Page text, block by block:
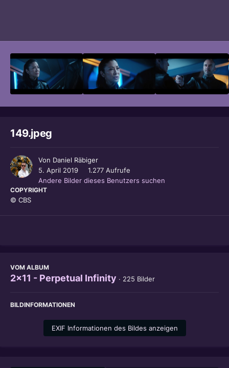
149.jpeg
Von Daniel Räbiger
5. April 2019
1.277 Aufrufe
Andere Bilder dieses Benutzers suchen
COPYRIGHT
© CBS
VOM ALBUM
2x11 - Perpetual Infinity · 225 Bilder
BILDINFORMATIONEN
EXIF Informationen des Bildes anzeigen